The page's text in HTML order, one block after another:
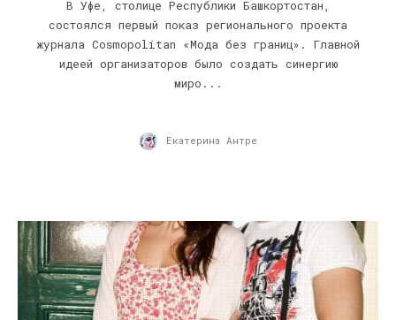
В Уфе, столице Республики Башкортостан,
состоялся первый показ регионального проекта
журнала Cosmopolitan «Мода без границ». Главной
идеей организаторов было создать синергию
миро...
Екатерина Антре